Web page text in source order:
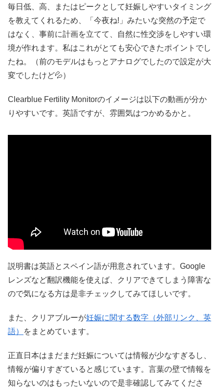
毎日低、高、またはピークとして妊娠しやすいタイミング
を教えてくれるため、「今夜ね!」みたいな突然の予定で
はなく、事前に計画を立てて、自然に性交渉をしやすい環
境が作れます。私はこれがとても安心できたポイントでし
たね。（前のモデルはもっとアナログでしたので設定が大
変でしたけど💦）
Clearblue Fertility Monitorのイメージは以下の動画が分か
りやすいです。英語ですが、雰囲気はつかめるかと。
説明書は英語とスペイン語が用意されています。Google
レンズなど翻訳機能を使えば、クリアできてしまう障害な
ので気になる方は是非チェックしてみてほしいです。
また、クリアブルーが妊娠に関する数字（外部リンク、英
語）
をまとめています。
正直日本はまだまだ妊娠については情報が少なすぎるし、
情報が偏りすぎていると感じています。言葉の壁で情報を
知らないのはもったいないので是非確認してみてくださ